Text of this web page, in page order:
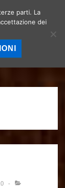
parti. La
dei